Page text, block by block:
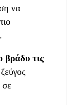
να
βράδυ τις
σε